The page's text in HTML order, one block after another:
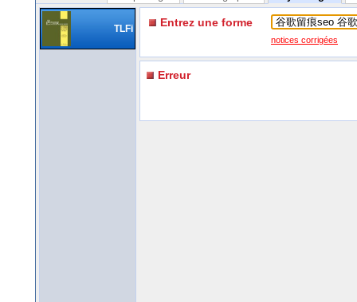
TLFi Entrez une forme
notices corrigées
Erreur